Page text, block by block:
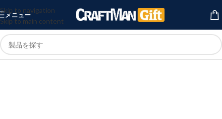
Skip to navigation
Skip to main content
メニュー